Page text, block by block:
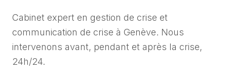
Cabinet expert en gestion de crise et
communication de crise à Genève. Nous
intervenons avant, pendant et après la crise,
24h/24.